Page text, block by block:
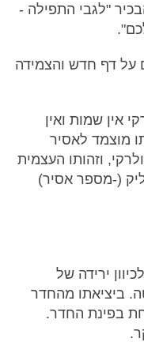
"לגבי התפילה -
על דף חדש והצמידה
אין שמות ואין
מוצמד לאסיר
וזהותו העצמית
(-מספר אסיר)
ירידה של
ביציאתו מהחדר
בפינת החדר.